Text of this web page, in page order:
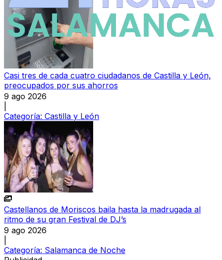
Casi tres de cada cuatro ciudadanos de Castilla y León,
preocupados por sus ahorros
9 ago 2026
Categoría: Castilla y León
Castellanos de Moriscos baila hasta la madrugada al
ritmo de su gran Festival de DJ’s
9 ago 2026
Categoría: Salamanca de Noche